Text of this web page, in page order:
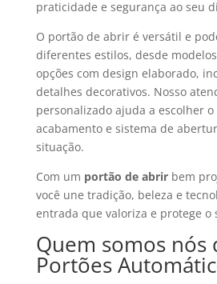
praticidade e segurança ao seu
O portão de abrir é versátil e
diferentes estilos, desde
opções com design elaborado,
detalhes decorativos. Nosso
personalizado ajuda a escolher
acabamento e sistema de
situação.
Com um portão de abrirbem
você une tradição, beleza e
entrada que valoriza e protege o
Quem somos nós
Portões